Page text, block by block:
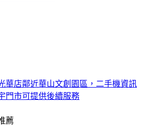
華店鄰近華山文創園區，二手機資訊
門市可提供後續服務